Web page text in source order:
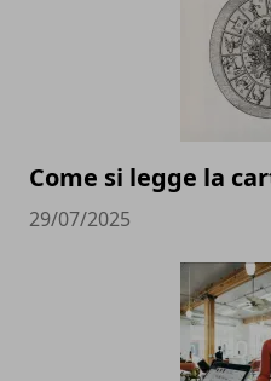
Come si legge la
29/07/2025